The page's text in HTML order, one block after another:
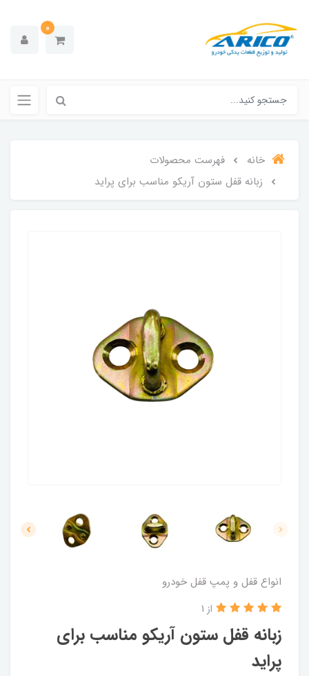
0
خانه
فهرست محصولات
زبانه قفل ستون آریکو مناسب برای پراید
انواع قفل و پمپ قفل خودرو
زبانه قفل ستون آریکو مناسب برای
پراید
از 1